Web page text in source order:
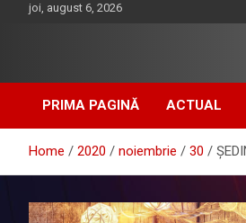
joi, august 6, 2026
PRIMA PAGINĂ ACTUAL
Home 2020 noiembrie 30